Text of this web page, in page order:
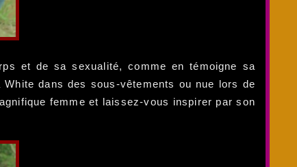
et de sa sexualité, comme en témoigne sa
dans des sous-vêtements ou nue lors de
femme et laissez-vous inspirer par son